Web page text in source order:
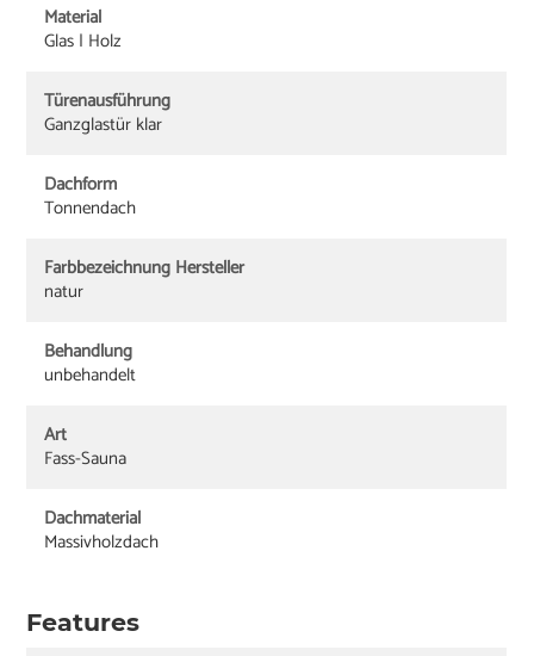
Material
Glas | Holz
Türenausführung
Ganzglastür klar
Dachform
Tonnendach
Farbbezeichnung Hersteller
natur
Behandlung
unbehandelt
Art
Fass-Sauna
Dachmaterial
Massivholzdach
Features